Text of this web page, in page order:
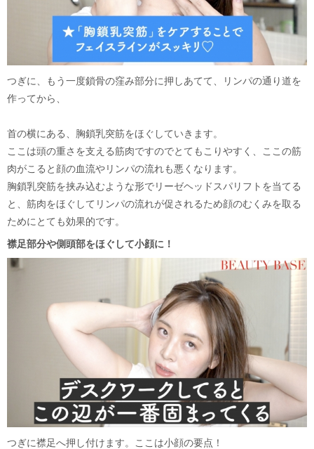
つぎに、もう一度鎖骨の窪み部分に押しあてて、リンパの通り道を
作ってから、
首の横にある、胸鎖乳突筋をほぐしていきます。
ここは頭の重さを支える筋肉ですのでとてもこりやすく、ここの筋
肉がこると顔の血流やリンパの流れも悪くなります。
胸鎖乳突筋を挟み込むような形でリーゼヘッドスパリフトを当てる
と、筋肉をほぐしてリンパの流れが促されるため顔のむくみを取る
ためにとても効果的です。
襟足部分や側頭部をほぐして小顔に！
つぎに襟足へ押し付けます。ここは小顔の要点！